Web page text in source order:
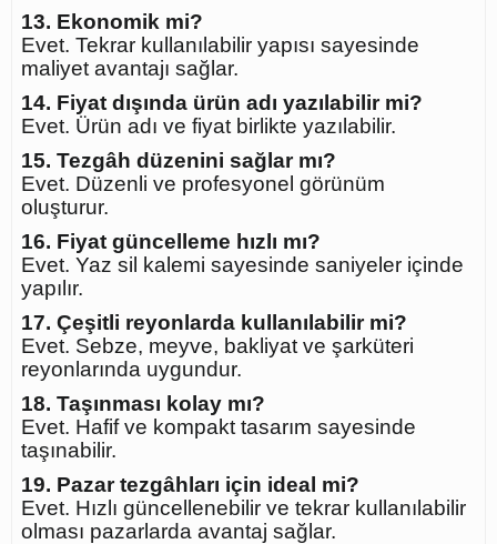
13. Ekonomik mi?
Evet. Tekrar kullanılabilir yapısı sayesinde
maliyet avantajı sağlar.
14. Fiyat dışında ürün adı yazılabilir mi?
Evet. Ürün adı ve fiyat birlikte yazılabilir.
15. Tezgâh düzenini sağlar mı?
Evet. Düzenli ve profesyonel görünüm
oluşturur.
16. Fiyat güncelleme hızlı mı?
Evet. Yaz sil kalemi sayesinde saniyeler içinde
yapılır.
17. Çeşitli reyonlarda kullanılabilir mi?
Evet. Sebze, meyve, bakliyat ve şarküteri
reyonlarında uygundur.
18. Taşınması kolay mı?
Evet. Hafif ve kompakt tasarım sayesinde
taşınabilir.
19. Pazar tezgâhları için ideal mi?
Evet. Hızlı güncellenebilir ve tekrar kullanılabilir
olması pazarlarda avantaj sağlar.